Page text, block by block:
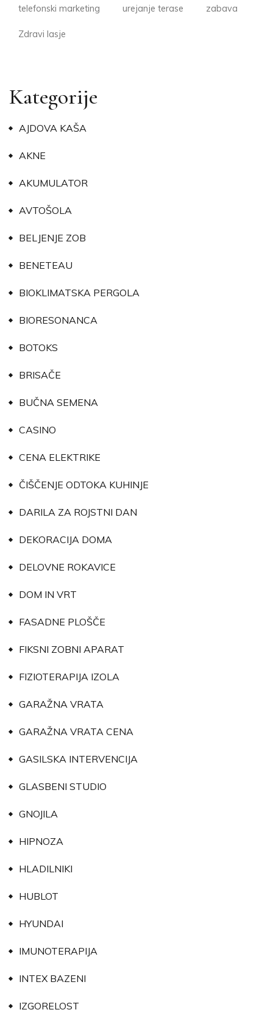
telefonski marketing urejanje terase zabava
Zdravi lasje
Kategorije
AJDOVA KAŠA
AKNE
AKUMULATOR
AVTOŠOLA
BELJENJE ZOB
BENETEAU
BIOKLIMATSKA PERGOLA
BIORESONANCA
BOTOKS
BRISAČE
BUČNA SEMENA
CASINO
CENA ELEKTRIKE
ČIŠČENJE ODTOKA KUHINJE
DARILA ZA ROJSTNI DAN
DEKORACIJA DOMA
DELOVNE ROKAVICE
DOM IN VRT
FASADNE PLOŠČE
FIKSNI ZOBNI APARAT
FIZIOTERAPIJA IZOLA
GARAŽNA VRATA
GARAŽNA VRATA CENA
GASILSKA INTERVENCIJA
GLASBENI STUDIO
GNOJILA
HIPNOZA
HLADILNIKI
HUBLOT
HYUNDAI
IMUNOTERAPIJA
INTEX BAZENI
IZGORELOST